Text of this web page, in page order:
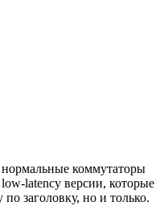
коммутаторы
latency версии, которые
заголовку, но и только.